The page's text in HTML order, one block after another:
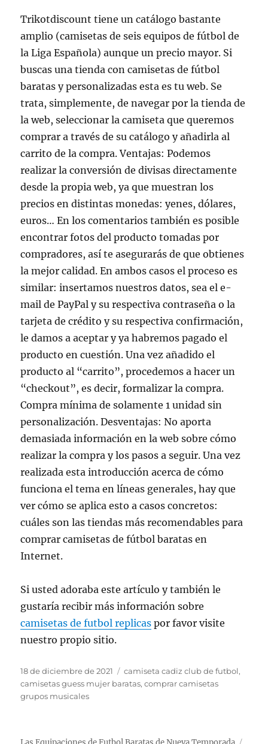
Trikotdiscount tiene un catálogo bastante
amplio (camisetas de seis equipos de fútbol de
la Liga Española) aunque un precio mayor. Si
buscas una tienda con camisetas de fútbol
baratas y personalizadas esta es tu web. Se
trata, simplemente, de navegar por la tienda de
la web, seleccionar la camiseta que queremos
comprar a través de su catálogo y añadirla al
carrito de la compra. Ventajas: Podemos
realizar la conversión de divisas directamente
desde la propia web, ya que muestran los
precios en distintas monedas: yenes, dólares,
euros… En los comentarios también es posible
encontrar fotos del producto tomadas por
compradores, así te asegurarás de que obtienes
la mejor calidad. En ambos casos el proceso es
similar: insertamos nuestros datos, sea el e-
mail de PayPal y su respectiva contraseña o la
tarjeta de crédito y su respectiva confirmación,
le damos a aceptar y ya habremos pagado el
producto en cuestión. Una vez añadido el
producto al “carrito”, procedemos a hacer un
“checkout”, es decir, formalizar la compra.
Compra mínima de solamente 1 unidad sin
personalización. Desventajas: No aporta
demasiada información en la web sobre cómo
realizar la compra y los pasos a seguir. Una vez
realizada esta introducción acerca de cómo
funciona el tema en líneas generales, hay que
ver cómo se aplica esto a casos concretos:
cuáles son las tiendas más recomendables para
comprar camisetas de fútbol baratas en
Internet.
Si usted adoraba este artículo y también le
gustaría recibir más información sobre
camisetas de futbol replicas por favor visite
nuestro propio sitio.
Publicado
el
18 de diciembre de 2021 Etiquetas
camiseta cadiz club de futbol,
camisetas guess mujer baratas,comprar camisetas
grupos musicales